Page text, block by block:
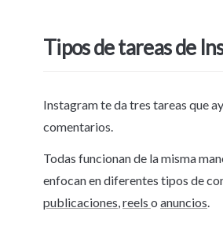
Tipos de tareas de
Instagram te da tres tareas que
comentarios.
Todas funcionan de la misma
publicaciones reels o anuncios